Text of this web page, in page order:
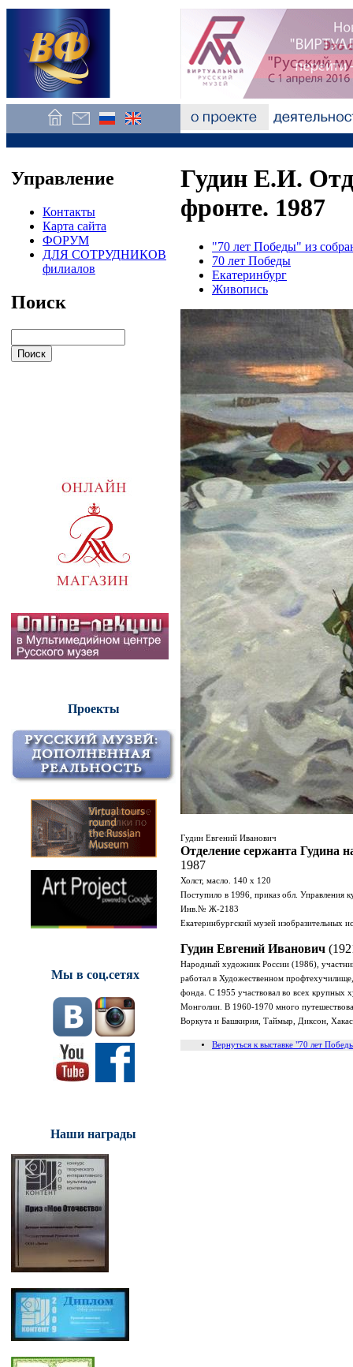
Управление
Контакты
Карта сайта
ФОРУМ
ДЛЯ СОТРУДНИКОВ
филиалов
Поиск
Проекты
Мы в соц.сетях
Наши награды
Гудин Е.И.
фронте. 1987
"70 лет Победы" из
70 лет Победы
Екатеринбург
Живопись
Гудин Евгений Иванович
Отделение сержанта Гудина
1987
Холст, масло. 140 х 120
Поступило в 1996, приказ обл. Управления
Инв.№ Ж-2183
Екатеринбургский музей изобразительных
Гудин Евгений Иванович
Народный художник России (1986),
работал в Художественном
фонда. С 1955 участвовал во всех крупных
Монголии. В 1960-1970 много
Воркута и Башкирия, Таймыр, Диксон,
Вернуться к выставке "70 лет